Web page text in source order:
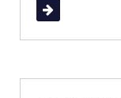
Read More